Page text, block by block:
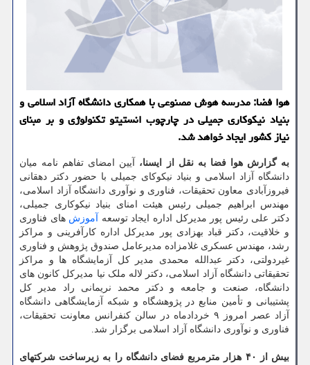
هوا فضا: مدرسه هوش مصنوعی با همکاری دانشگاه آزاد اسلامی و
بنیاد نیکوکاری جمیلی در چارچوب انستیتو تکنولوژی و بر مبنای
نیاز کشور ایجاد خواهد شد.
به گزارش هوا فضا به نقل از ایسنا،
آیین امضای تفاهم نامه میان
دانشگاه آزاد اسلامی و بنیاد نیکوکای جمیلی با حضور دکتر دهقانی
فیروزآبادی معاون تحقیقات، فناوری و نوآوری دانشگاه آزاد اسلامی،
مهندس ابراهیم جمیلی رئیس هیئت امنای بنیاد نیکوکاری جمیلی،
دکتر علی رئیس پور مدیرکل اداره ایجاد توسعه
آموزش های فناوری
و خلاقیت، دکتر قباد بهزادی پور مدیرکل اداره کارآفرینی و مراکز
رشد، مهندس عسکری غلامزاده مدیرعامل صندوق پژوهش و فناوری
غیردولتی، دکتر عبدالله محمدی مدیر کل آزمایشگاه ها و مراکز
تحقیقاتی دانشگاه آزاد اسلامی، دکتر لاله ملک نیا مدیرکل کانون های
دانشگاه، صنعت و جامعه و دکتر محمد نریمانی راد مدیر کل
پشتیبانی و تأمین منابع در پژوهشگاه و شبکه آزمایشگاهی دانشگاه
آزاد عصر امروز ۹ خردادماه در سالن کنفرانس معاونت تحقیقات،
فناوری و نوآوری دانشگاه آزاد اسلامی برگزار شد.
بیش از ۴۰ هزار مترمربع فضای دانشگاه را به زیرساخت شرکتهای